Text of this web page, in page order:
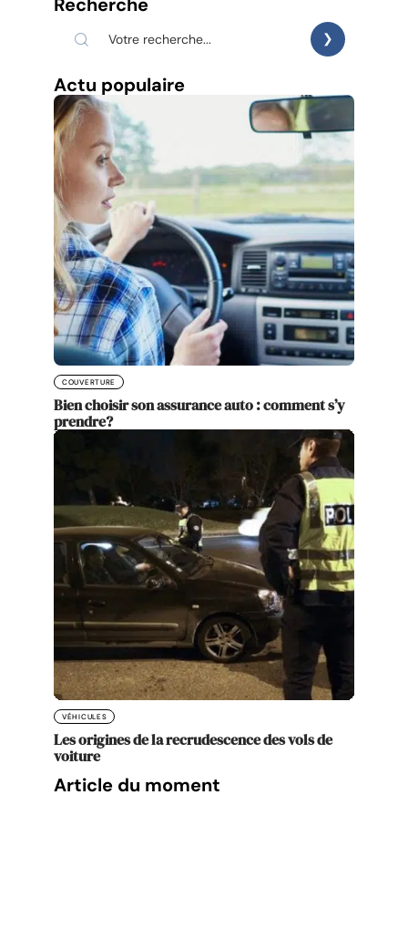
Actu populaire
COUVERTURE
Bien choisir son assurance auto : comment s’y
prendre?
VÉHICULES
Les origines de la recrudescence des vols de
voiture
Article du moment